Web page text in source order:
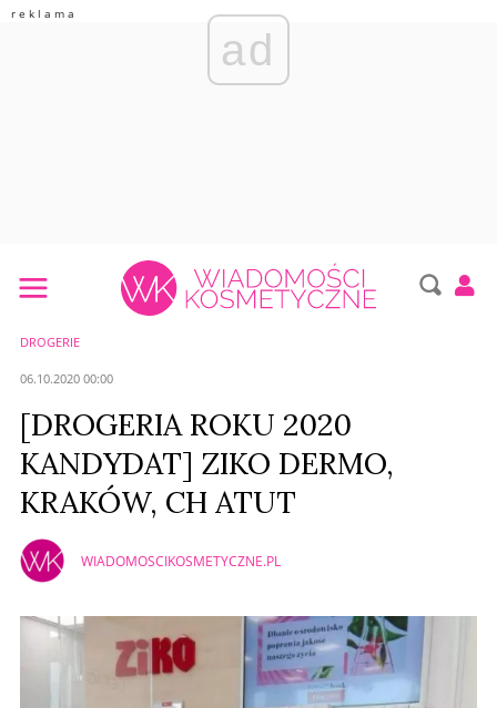
ad
DROGERIE
06.10.2020 00:00
[DROGERIA ROKU 2020
KANDYDAT] ZIKO DERMO,
KRAKÓW, CH ATUT
WIADOMOSCIKOSMETYCZNE.PL